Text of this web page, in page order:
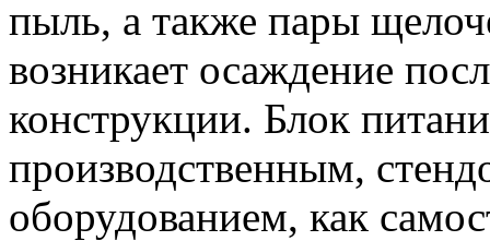
пыль, а также пары
возникает осаждение
конструкции. Блок
производственным,
оборудованием, как